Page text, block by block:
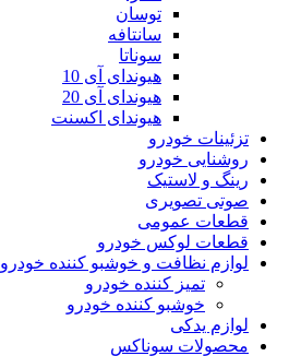
توسان
سانتافه
سوناتا
هیوندای آی 10
هیوندای آی 20
هیوندای اکسنت
تزئینات خودرو
روشنایی خودرو
رینگ و لاستیک
صوتی تصویری
قطعات عمومی
قطعات لوکس خودرو
لوازم نظافت و خوشبو کننده خودرو
تمیز کننده خودرو
خوشبو کننده خودرو
لوازم یدکی
محصولات سوناکس